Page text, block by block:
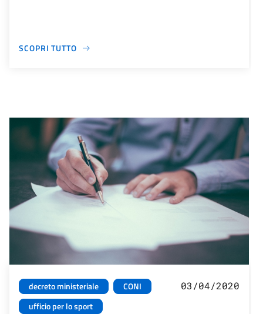
SCOPRI TUTTO
decreto ministeriale
CONI
ufficio per lo sport
03/04/2020